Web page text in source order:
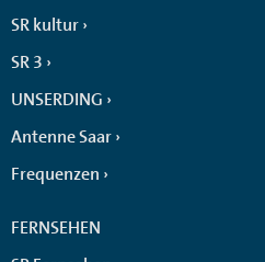
SR kultur
SR 3
UNSERDING
Antenne Saar
Frequenzen
FERNSEHEN